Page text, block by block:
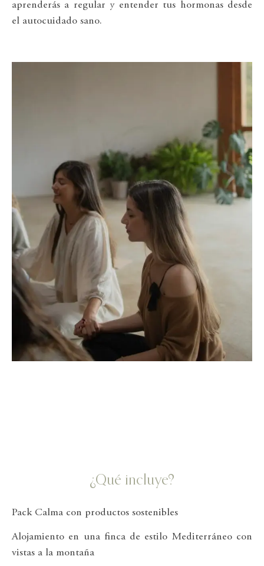
aprenderás a regular y entender tus hormonas desde
el autocuidado sano.
¿Qué incluye?
Pack Calma con productos sostenibles
Alojamiento en una finca de estilo Mediterráneo con
vistas a la montaña